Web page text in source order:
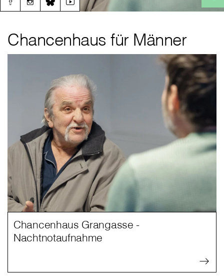
Chancenhaus für Männer
Chancenhaus Grangasse -
Nachtnotaufnahme